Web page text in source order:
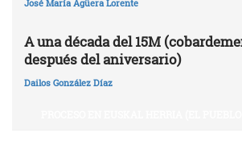
José María Agüera Lorente
A una década del 15M
después del aniversario)
Dailos González Díaz